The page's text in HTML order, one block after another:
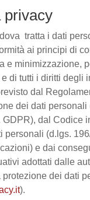
privacy
tratta i dati
ai principi di
e minimizzazione,
di tutti i diritti degli
dal
dei dati
GDPR), dal Codice
personali (d.lgs.
e dai
adottati dalle
protezione dei dati
).